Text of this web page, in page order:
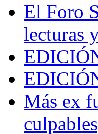
El Foro
lecturas
Más ex